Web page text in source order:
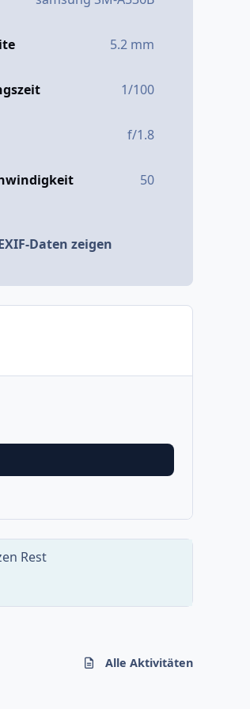
5.2 mm
1/100
f/1.8
50
Daten zeigen
Rest
Alle Aktivitäten